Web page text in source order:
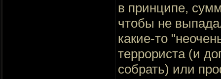
в принципе,
чтобы не
какие-то
террориста (и
собрать) или